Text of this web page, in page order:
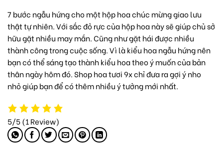
7 bước ngẫu hứng cho một hộp hoa chúc mừng giao lưu
thật tự nhiên. Với sắc đỏ rực của hộp hoa này sẽ giúp chủ sở
hữu gặt nhiều may mắn. Cũng như gặt hái được nhiều
thành công trong cuộc sống. Vì là kiểu hoa ngẫu hứng nên
bạn có thể sáng tạo thành kiểu hoa theo ý muốn của bản
thân ngày hôm đó. Shop hoa tươi 9xchỉ đưa ra gợi ý nho
nhỏ giúp bạn để có thêm nhiều ý tưởng mới nhất.
5/5(1 Review)